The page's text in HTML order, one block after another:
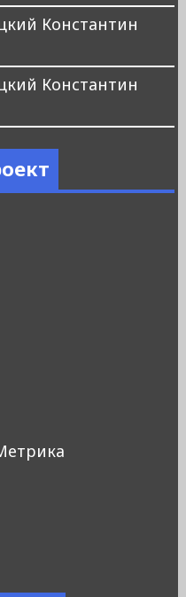
Константин
Константин